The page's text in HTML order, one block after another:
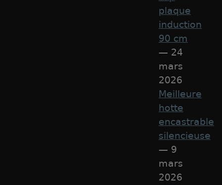
plaque
induction
90 cm
— 24
mars
2026
Meilleure
hotte
encastrable
silencieuse
— 9
mars
2026